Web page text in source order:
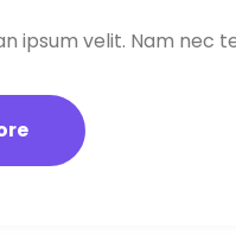
ipsum velit. Nam nec